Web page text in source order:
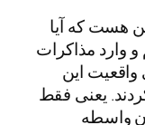
هست که آیا
و وارد مذاکرات
واقعیت این
یعنی فقط
واسطه